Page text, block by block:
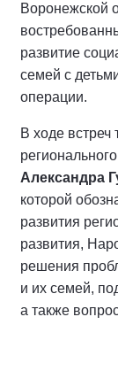
Воронежской
развитие
семей с
операции.
В ходе встреч
Александра
которой
развития
развития,
решения
и их семей,
а также